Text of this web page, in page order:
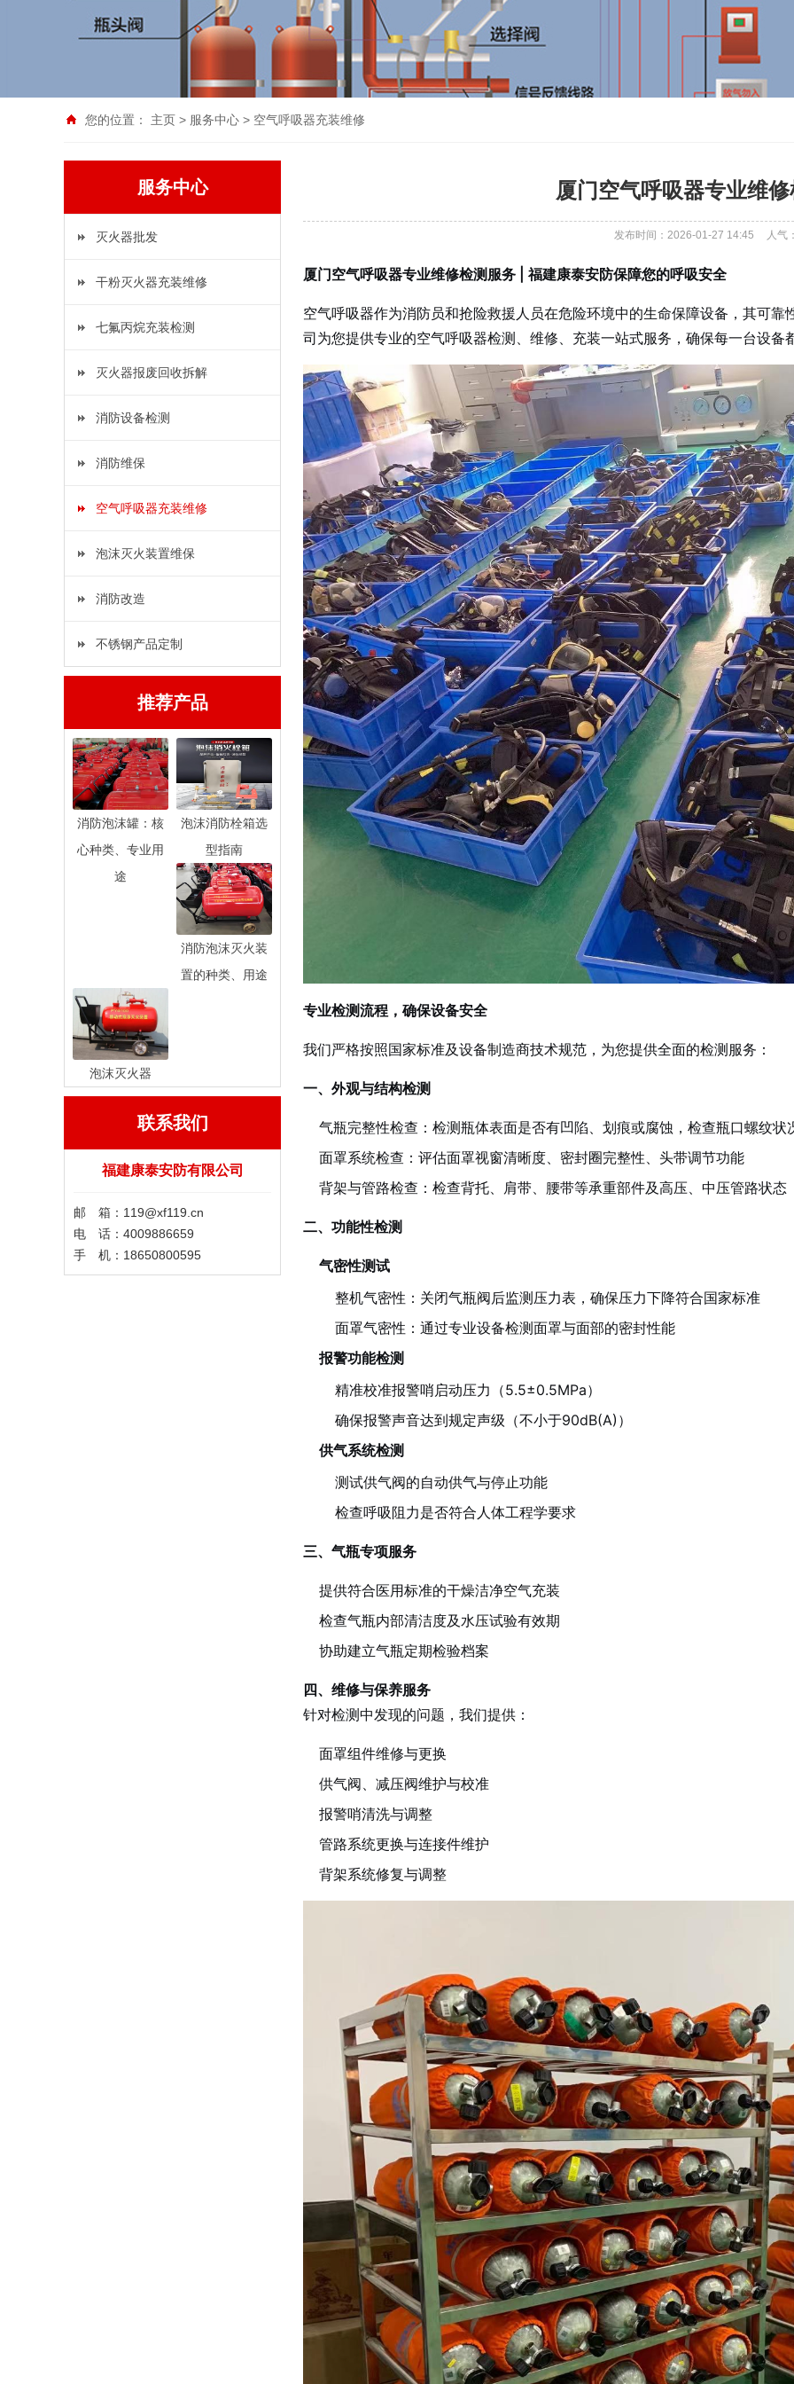
您的位置： 主页 > 服务中心 > 空气呼吸器充装维修
服务中心
灭火器批发
干粉灭火器充装维修
七氟丙烷充装检测
灭火器报废回收拆解
消防设备检测
消防维保
空气呼吸器充装维修
泡沫灭火装置维保
消防改造
不锈钢产品定制
推荐产品
消防泡沫罐：核
心种类、专业用
途
泡沫消防栓箱选
型指南
消防泡沫灭火装
置的种类、用途
泡沫灭火器
联系我们
福建康泰安防有限公司
邮 箱：119@xf119.cn
电 话：4009886659
手 机：18650800595
厦门空气呼吸器专业维
发布时间：2026-01-27 14:45 人气
厦门空气呼吸器专业维修检测服务 | 福建康泰安防保障您的呼吸安全
空气呼吸器作为消防员和抢险救援人员在危险环境中的生命保障设备，其可
司为您提供专业的空气呼吸器检测、维修、充装一站式服务，确保每一台设备
专业检测流程，确保设备安全
我们严格按照国家标准及设备制造商技术规范，为您提供全面的检测服务：
一、外观与结构检测
气瓶完整性检查：检测瓶体表面是否有凹陷、划痕或腐蚀，检查瓶口螺纹状
面罩系统检查：评估面罩视窗清晰度、密封圈完整性、头带调节功能
背架与管路检查：检查背托、肩带、腰带等承重部件及高压、中压管路状态
二、功能性检测
气密性测试
整机气密性：关闭气瓶阀后监测压力表，确保压力下降符合国家标准
面罩气密性：通过专业设备检测面罩与面部的密封性能
报警功能检测
精准校准报警哨启动压力（5.5±0.5MPa）
确保报警声音达到规定声级（不小于90dB(A)）
供气系统检测
测试供气阀的自动供气与停止功能
检查呼吸阻力是否符合人体工程学要求
三、气瓶专项服务
提供符合医用标准的干燥洁净空气充装
检查气瓶内部清洁度及水压试验有效期
协助建立气瓶定期检验档案
四、维修与保养服务
针对检测中发现的问题，我们提供：
面罩组件维修与更换
供气阀、减压阀维护与校准
报警哨清洗与调整
管路系统更换与连接件维护
背架系统修复与调整